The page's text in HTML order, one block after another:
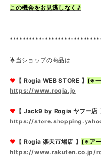
この機会をお見逃しなく♪
🌟当ショップの商品は、
❤ 【 Rogia WEB STORE 】 (※
https://www.rogia.jp
❤ 【 Jack9 by Rogia ヤフー店
https://
❤ 【 Rogia 楽天市場店 】 (※ア
https://www.rakuten.co.jp/